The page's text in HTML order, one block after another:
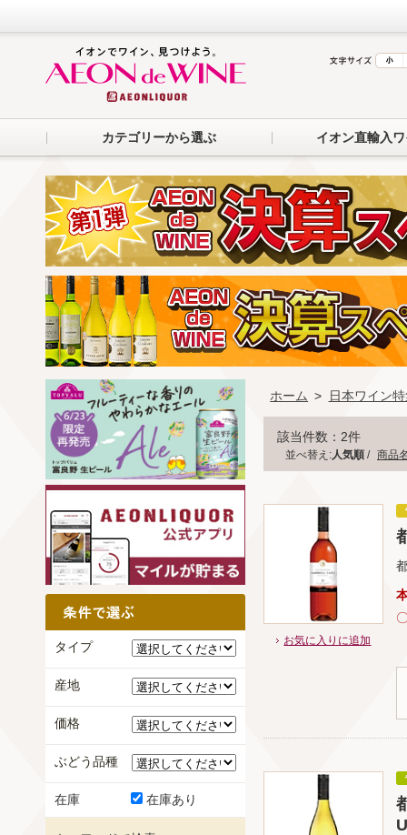
カテゴリーから選ぶ イオン直輸入
ホーム > 日本ワイン
該当件数：2件
並べ替え:人気順 / 商品
お気に入りに追加
タイプ
産地
価格
ぶどう品種
在庫 在庫あり